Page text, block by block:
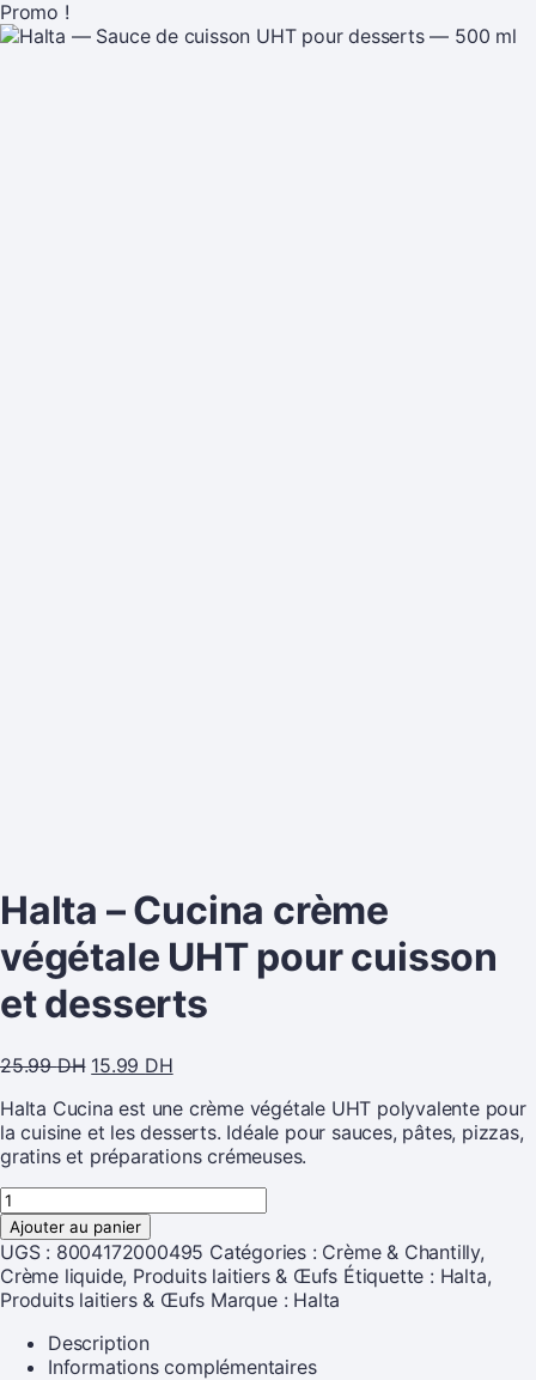
Promo !
Halta – Cucina crème
végétale UHT pour cuisson
et desserts
25.99DH 15.99 DH
Halta Cucina est une crème végétale UHT polyvalente pour
la cuisine et les desserts. Idéale pour sauces, pâtes, pizzas,
gratins et préparations crémeuses.
Ajouter au panier
UGS : 8004172000495 Catégories : Crème & Chantilly,
Crème liquide, Produits laitiers & Œufs Étiquette : Halta,
Produits laitiers & Œufs Marque : Halta
Description
Informations complémentaires